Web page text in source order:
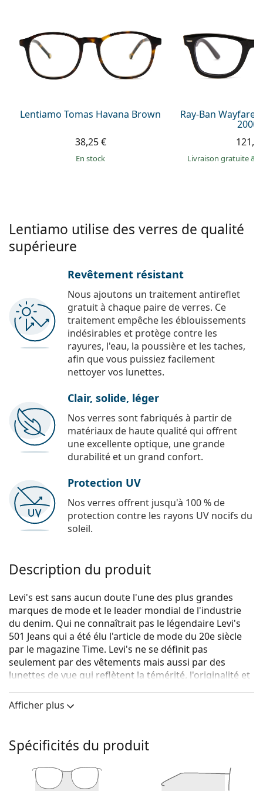
Prada
Toutes les marques
Lentiamo Tomas Havana Brown
38,25 €
en stock
Ray-Ban Wayfarer
2000
Livraison gratuite&
Lentiamo utilise des verres de qualité
supérieure
Revêtement résistant
Nous ajoutons un traitement antireflet
gratuit à chaque paire de verres. Ce
traitement empêche les éblouissements
indésirables et protège contre les
rayures, l'eau, la poussière et les taches,
afin que vous puissiez facilement
nettoyer vos lunettes.
Clair, solide, léger
Nos verres sont fabriqués à partir de
matériaux de haute qualité qui offrent
une excellente optique, une grande
durabilité et un grand confort.
Protection UV
Nos verres offrent jusqu'à 100 % de
protection contre les rayons UV nocifs du
soleil.
Description du produit
Levi's est sans aucun doute l'une des plus grandes
marques de mode et le leader mondial de l'industrie
du denim. Qui ne connaîtrait pas le légendaire Levi's
501 Jeans qui a été élu l'article de mode du 20e siècle
par le magazine Time. Levi's ne se définit pas
seulement par des vêtements mais aussi par des
lunettes de vue qui reflètent la témérité, l'originalité et
de lunettes de vue Levi's est unique et recherchée par
les vrais fans de mode.
Voyez de quoi vous avez l'air avec ces lunettes grâce à
la fonction d'essai virtuel de Lentiamo.
Monture de lunettes de vue
Afficher plus
Spécificités du produit